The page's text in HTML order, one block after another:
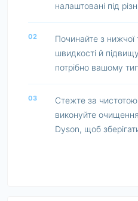
налаштовані під
02
Починайте з нижчої
швидкості й
потрібно вашому
03
Стежте за чистотою
виконуйте
Dyson, щоб